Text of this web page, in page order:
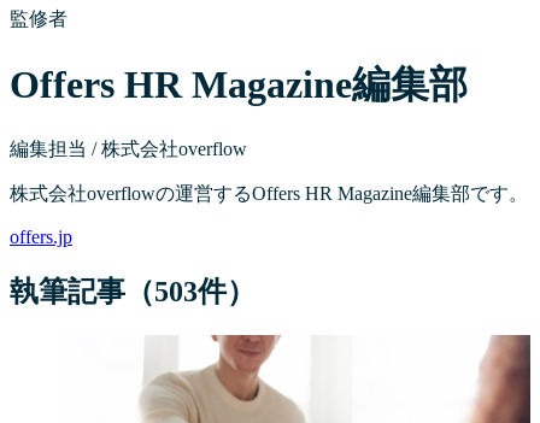
監修者
Offers HR Magazine編集部
編集担当 / 株式会社overflow
株式会社overflowの運営するOffers HR Magazine編集部です。
offers.jp
執筆記事（503件）